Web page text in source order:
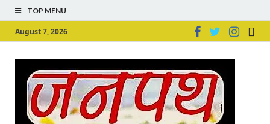
TOP MENU
August 7, 2026